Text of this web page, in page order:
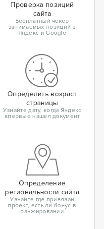
Проверка позиций
сайта
Бесплатный чекер
занимаемых позиций в
Яндекс и Google
Определить возраст
страницы
Узнайте дату, когда Яндекс
впервые нашел документ
Определение
региональности сайта
Узнайте где привязан
проект, есть ли бонус в
ранжировании